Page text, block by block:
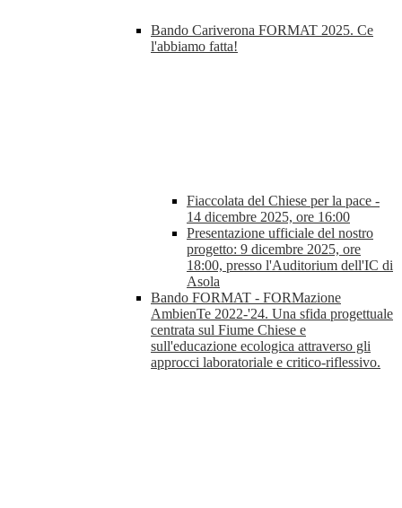
Bando Cariverona FORMAT 2025. Ce
l'abbiamo fatta!
Fiaccolata del Chiese per la pace -
14 dicembre 2025, ore 16:00
Presentazione ufficiale del nostro
progetto: 9 dicembre 2025, ore
18:00, presso l'Auditorium dell'IC di
Asola
Bando FORMAT - FORMazione
AmbienTe 2022-'24. Una sfida progettuale
centrata sul Fiume Chiese e
sull'educazione ecologica attraverso gli
approcci laboratoriale e critico-riflessivo.